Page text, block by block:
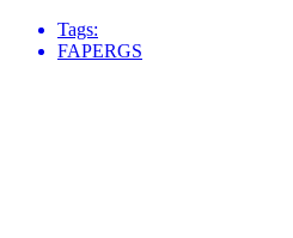
Tags:
FAPERGS